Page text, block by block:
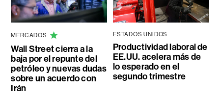
MERCADOS
Wall Street cierra a la
baja por el repunte del
petróleo y nuevas dudas
sobre un acuerdo con
Irán
ESTADOS UNIDOS
Productividad laboral de
EE.UU. acelera más de
lo esperado en el
segundo trimestre